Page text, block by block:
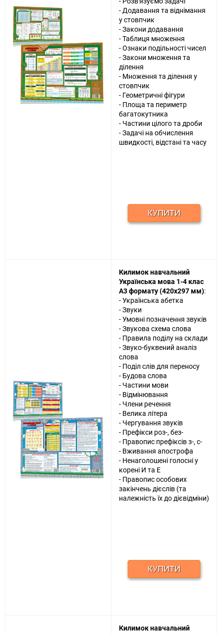
- Додавання та віднімання
у стовпчик
- Закони додавання
- Таблиця множення
- Ознаки подільності чисел
- Закони множення та
ділення
- Множення та ділення у
стовпчик
- Геометричні фігури
- Площа та периметр
багатокутника
- Частини цілого та дроби
- Задачі на обчислення
швидкості, відстані та часу
Килимок навчальний
Українська мова 1-4 клас
А3 формату (420х297 мм):
- Українська абетка
- Звуки
- Умовні позначення звуків
- Звукова схема слова
- Правила поділу на склади
- Звуко-буквений аналіз
слова
- Поділ слів для переносу
- Будова слова
- Частини мови
- Відмінювання
- Члени речення
- Велика літера
- Чергування звуків
- Префікси роз-, без-
- Правопис префіксів з-, с-
- Вживання апострофа
- Ненаголошені голосні у
корені И та Е
- Правопис особових
закінчень дієслів (та
належність їх до дієвідміни)
Килимок навчальний